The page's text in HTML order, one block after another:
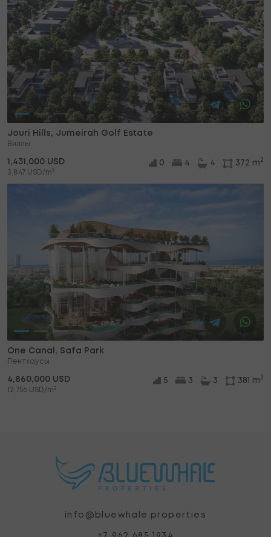
Jouri Hills, Jumeirah Golf Estate
Виллы
1,431,000 USD
3,847 USD/m2
0 4 4 372 m 2
One Canal, Safa Park
Пентхаусы
4,860,000 USD
12,756 USD/m2
5 3 3 381 m 2
info@bluewhale.properties